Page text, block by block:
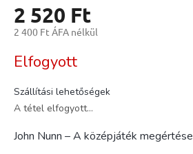
2 520 Ft
2 400 Ft ÁFA nélkül
Elfogyott
Szállítási lehetőségek
A tétel elfogyott…
John Nunn – A középjáték megértése